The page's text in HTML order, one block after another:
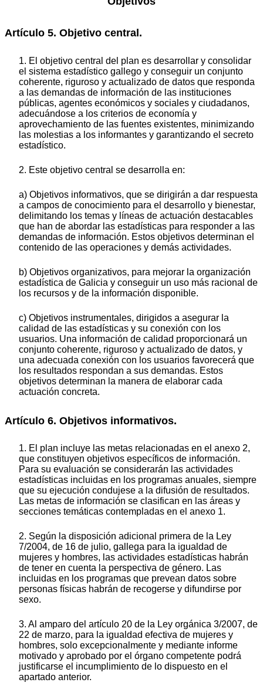
Artículo 5. Objetivo central.
1. El objetivo central del plan es desarrollar y consolidar
el sistema estadístico gallego y conseguir un conjunto
coherente, riguroso y actualizado de datos que responda
a las demandas de información de las instituciones
públicas, agentes económicos y sociales y ciudadanos,
adecuándose a los criterios de economía y
aprovechamiento de las fuentes existentes, minimizando
las molestias a los informantes y garantizando el secreto
estadístico.
2. Este objetivo central se desarrolla en:
a) Objetivos informativos, que se dirigirán a dar respuesta
a campos de conocimiento para el desarrollo y bienestar,
delimitando los temas y líneas de actuación destacables
que han de abordar las estadísticas para responder a las
demandas de información. Estos objetivos determinan el
contenido de las operaciones y demás actividades.
b) Objetivos organizativos, para mejorar la organización
estadística de Galicia y conseguir un uso más racional de
los recursos y de la información disponible.
c) Objetivos instrumentales, dirigidos a asegurar la
calidad de las estadísticas y su conexión con los
usuarios. Una información de calidad proporcionará un
conjunto coherente, riguroso y actualizado de datos, y
una adecuada conexión con los usuarios favorecerá que
los resultados respondan a sus demandas. Estos
objetivos determinan la manera de elaborar cada
actuación concreta.
Artículo 6. Objetivos informativos.
1. El plan incluye las metas relacionadas en el anexo 2,
que constituyen objetivos específicos de información.
Para su evaluación se considerarán las actividades
estadísticas incluidas en los programas anuales, siempre
que su ejecución condujese a la difusión de resultados.
Las metas de información se clasifican en las áreas y
secciones temáticas contempladas en el anexo 1.
2. Según la disposición adicional primera de la Ley
7/2004, de 16 de julio, gallega para la igualdad de
mujeres y hombres, las actividades estadísticas habrán
de tener en cuenta la perspectiva de género. Las
incluidas en los programas que prevean datos sobre
personas físicas habrán de recogerse y difundirse por
sexo.
3. Al amparo del artículo 20 de la Ley orgánica 3/2007, de
22 de marzo, para la igualdad efectiva de mujeres y
hombres, solo excepcionalmente y mediante informe
motivado y aprobado por el órgano competente podrá
justificarse el incumplimiento de lo dispuesto en el
apartado anterior.